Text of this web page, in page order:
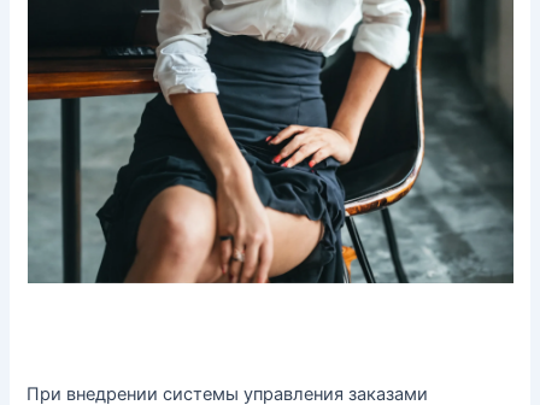
При внедрении системы управления заказами